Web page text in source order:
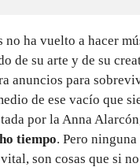
no ha vuelto a hacer
de su arte y de su
anuncios para
de ese vacío que
por la Anna
tiempo. Pero
son cosas que si